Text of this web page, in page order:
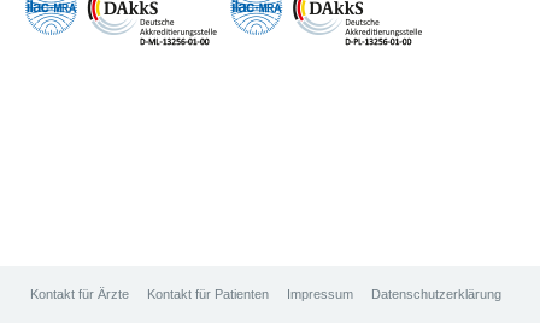
Kontakt für Ärzte Kontakt für Patienten Impressum Datenschutzerklärung